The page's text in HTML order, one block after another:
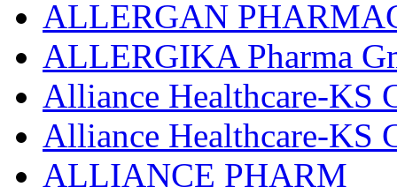
ALLERGAN
ALLERGIKA Pharma
Alliance Healthcare-KS
Alliance Healthcare-KS
ALLIANCE PHARM